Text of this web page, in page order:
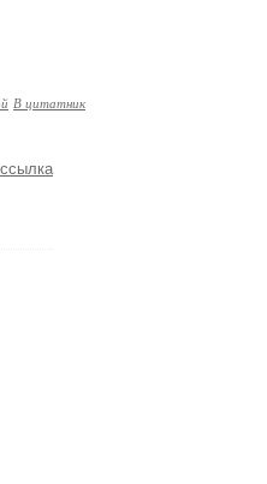
В цитатник
ссылка